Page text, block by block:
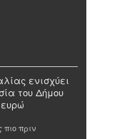
ενισχύει
του Δήμου
πιο πριν